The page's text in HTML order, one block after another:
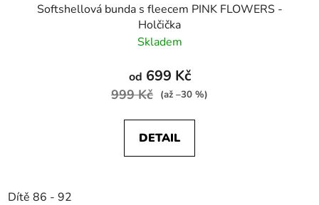
Softshellová bunda s fleecem PINK FLOWERS -
Holčička
Skladem
od 699 Kč
999 Kč (až –30 %)
DETAIL
Dítě 86 - 92